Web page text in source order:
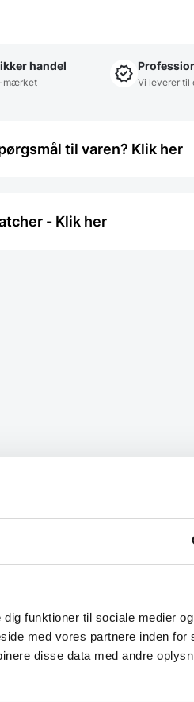
funktioner til sociale medier
med vores partnere inden for
disse data med andre
handel
mærket Vi leverer til
til varen? Klik her
- Klik her
12%